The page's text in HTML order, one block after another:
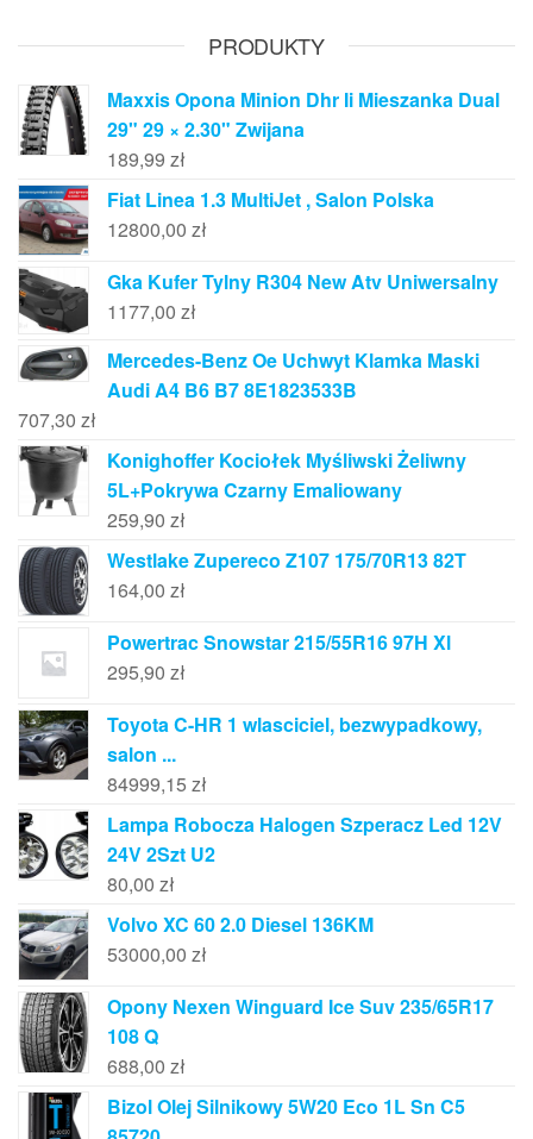
PRODUKTY
Maxxis Opona Minion Dhr Ii Mieszanka Dual
29" 29 × 2.30" Zwijana
189,99 zł
Fiat Linea 1.3 MultiJet , Salon Polska
12800,00 zł
Gka Kufer Tylny R304 New Atv Uniwersalny
1177,00 zł
Mercedes-Benz Oe Uchwyt Klamka Maski
Audi A4 B6 B7 8E1823533B
707,30 zł
Konighoffer Kociołek Myśliwski Żeliwny
5L+Pokrywa Czarny Emaliowany
259,90 zł
Westlake Zupereco Z107 175/70R13 82T
164,00 zł
Powertrac Snowstar 215/55R16 97H Xl
295,90 zł
Toyota C-HR 1 wlasciciel, bezwypadkowy,
salon ...
84999,15 zł
Lampa Robocza Halogen Szperacz Led 12V
24V 2Szt U2
80,00 zł
Volvo XC 60 2.0 Diesel 136KM
53000,00 zł
Opony Nexen Winguard Ice Suv 235/65R17
108 Q
688,00 zł
Bizol Olej Silnikowy 5W20 Eco 1L Sn C5